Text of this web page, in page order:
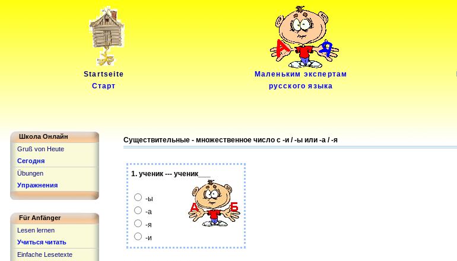
Startseite
Старт
Маленьким экспертам
русского языка
Существительные - множественное число с -и / -ы или -а / -я
1. ученик --- ученик___
-ы
-а
-я
-и
Школа Онлайн
Gruß von Heute
Сегодня
Übungen
Упражнения
Für Anfänger
Lesen lernen
Учиться читать
Einfache Lesetexte